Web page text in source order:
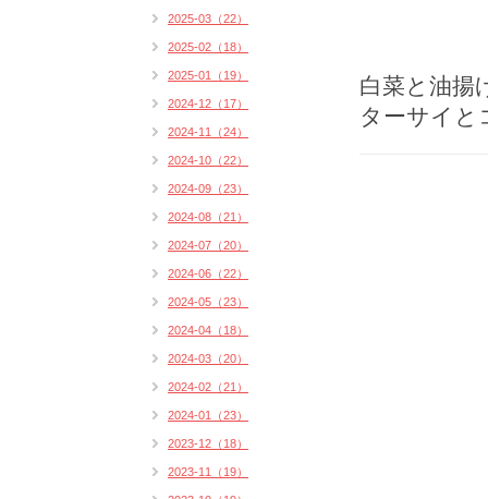
白菜と油揚
ターサイと
2025-03（22）
2025-02（18）
2025-01（19）
2024-12（17）
2024-11（24）
2024-10（22）
2024-09（23）
2024-08（21）
2024-07（20）
2024-06（22）
2024-05（23）
2024-04（18）
2024-03（20）
2024-02（21）
2024-01（23）
2023-12（18）
2023-11（19）